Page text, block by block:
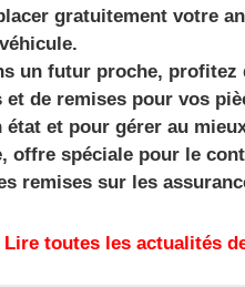
gratuitement votre
un futur proche, profitez
de remises pour vos
et pour gérer au
offre spéciale pour le
remises sur les
Lire toutes les actualités